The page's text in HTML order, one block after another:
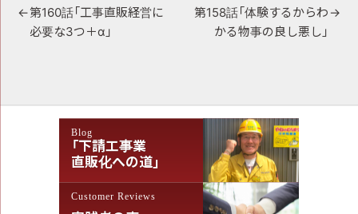
投
稿
ゲ
第158話「体験するからわ
かる物事の良し悪し」
第160話「工事直販経営に
必要な3つ＋α」
Blog
「下請工事業
直販化への道」
Customer Reviews